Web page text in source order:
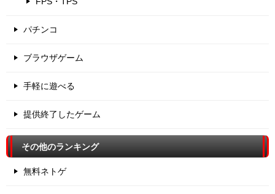
パチンコ
ブラウザゲーム
手軽に遊べる
提供終了したゲーム
その他のランキング
無料ネトゲ